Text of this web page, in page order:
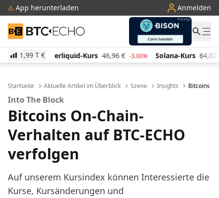
App herunterladen Anmelden
BTC-ECHO
1,99 T €
Kurs 46,96 € -3.00% Solana-Kurs 64,07 € 1.60% TRON-Kurs
Startseite Aktuelle Artikel im Überblick Szene Insights Bitcoins
Into The Block
Bitcoins On-Chain-
Verhalten auf BTC-ECHO
verfolgen
Auf unserem Kursindex können Interessierte die
Kurse, Kursänderungen und